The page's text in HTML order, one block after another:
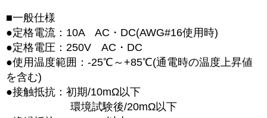
■一般仕様
●定格電流：10A AC・DC(AWG#16使用時)
●定格電圧：250V AC・DC
●使用温度範囲：-25℃～+85℃(通電時の温度上昇値
を含む)
●接触抵抗：初期/10mΩ以下
環境試験後/20mΩ以下